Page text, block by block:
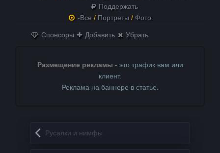
Поддержать
-Все / Портреты / Фото
Спонсоры Добавить Убрать
Размещение рекламы - это трафик вам или
клиент.
Реклама на баннере в статье.
Запись навигация
Русалки и нимфы